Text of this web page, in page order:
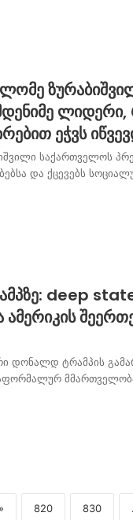
ეჭვს
საქართველოს
და ქცევებს
deep
დონალდ ტრამპის
» 820 830